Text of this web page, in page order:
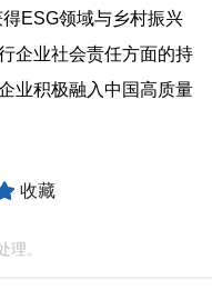
ESG领域与乡村振兴
企业社会责任方面的持
业积极融入中国高质量
收藏
理。